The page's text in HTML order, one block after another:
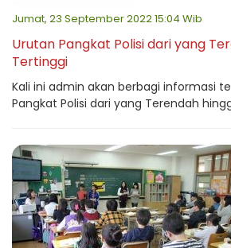
Jumat, 23 September 2022 15:04 Wib
Urutan Pangkat Polisi dari yang
Tertinggi
Kali ini admin akan berbagi informasi
Pangkat Polisi dari yang Terendah